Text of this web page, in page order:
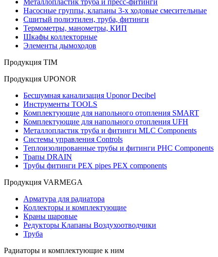
Насосные группы, клапаны 3-х ходовые смесительные
Сшитый полиэтилен, труба, фитинги
Термометры, манометры, КИП
Шкафы коллекторные
Элементы дымоходов
Продукция TIM
Продукция UPONOR
Бесшумная канализация Uponor Decibel
Инструменты TOOLS
Комплектующие для напольного отопления SMART
Комплектующие для напольного отопления UFH
Металлопластик труба и фитинги MLC Components
Системы управления Controls
Теплоизолированные трубы и фитинги PHC Components
Трапы DRAIN
Трубы фитинги PEX pipes PEX components
Продукция VARMEGA
Арматура для радиатора
Коллекторы и комплектующие
Краны шаровые
Редукторы Клапаны Воздухоотводчики
Труба
Радиаторы и комплектующие к ним